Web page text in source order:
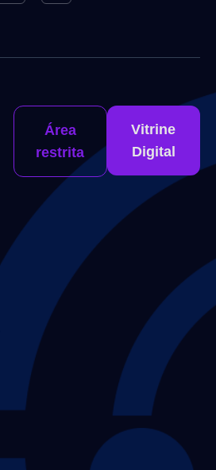
Área
restrita
Vitrine
Digital